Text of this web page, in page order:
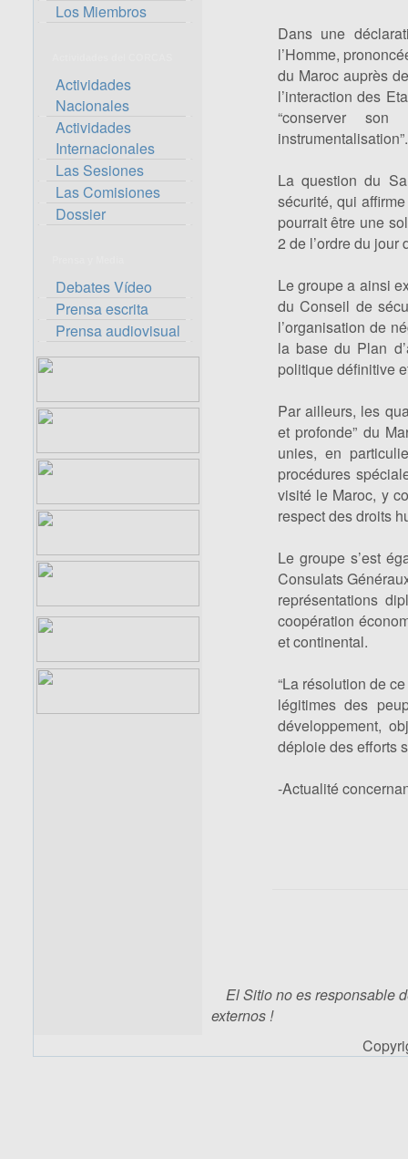
Los Miembros
Actividades
Nacionales
Actividades
Internacionales
Las Sesiones
Las Comisiones
Dossier
Debates Vídeo
Prensa escrita
Prensa audiovisual
Dans une
l’Homme,
du Maroc auprès
l’interaction des
“conserver
instrumentalisation”.
La question du
sécurité, qui
pourrait être une
2 de l’ordre du jour
Le groupe a ainsi
du Conseil de
l’organisation de
la base du Plan
politique définitive
Par ailleurs, les
et profonde” du
unies, en
procédures
visité le Maroc, y
respect des droits
Le groupe s’est
Consulats
représentations
coopération
et continental.
“La résolution de
légitimes des
développement,
déploie des efforts
-Actualité
El Sitio no es responsable
externos !